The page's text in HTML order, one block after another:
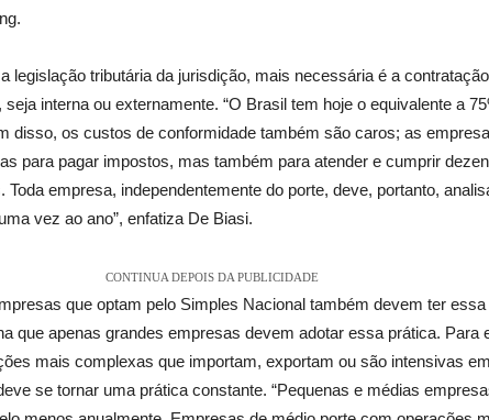
legislação tributária da jurisdição, mais necessária é a
interna ou externamente. “O Brasil tem hoje o equivalente a
disso, os custos de conformidade também são caros; as
para pagar impostos, mas também para atender e cumprir
Toda empresa, independentemente do porte, deve, portanto,
vez ao ano”, enfatiza De Biasi.
CONTINUA DEPOIS DA PUBLICIDADE
que optam pelo Simples Nacional também devem ter essa
que apenas grandes empresas devem adotar essa prática. Para
mais complexas que importam, exportam ou são intensivas
se tornar uma prática constante. “Pequenas e médias